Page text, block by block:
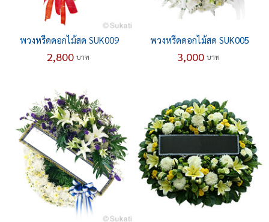
พวงหรีดดอกไม้สด SUK009
2,800 บาท
พวงหรีดดอกไม้สด SUK005
3,000 บาท